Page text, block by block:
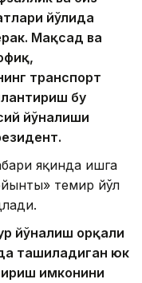
йўлида
Мақсад ва
транспорт
бу
йўналиши
яқинда ишга
темир йўл
йўналиш орқали
ташиладиган юк
имконини